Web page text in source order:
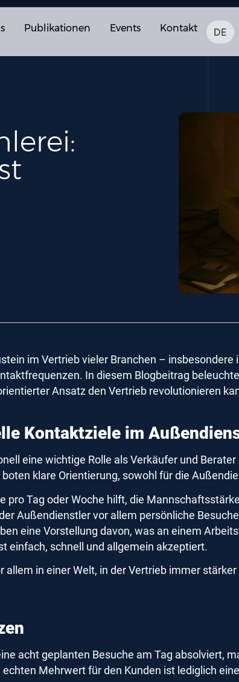
Publikationen Events Kontakt DE
im Vertrieb vieler Branchen –
In diesem Blogbeitrag
Ansatz den Vertrieb revolutionieren
Kontaktziele im
eine wichtige Rolle als Verkäufer und
klare Orientierung, sowohl für die
pro Tag oder Woche hilft, die
Außendienstler vor allem persönliche
eine Vorstellung davon, was an einem
einfach, schnell und allgemein akzeptiert.
in einer Welt, in der Vertrieb immer
acht geplanten Besuche am Tag absolviert,
Mehrwert für den Kunden ist lediglich